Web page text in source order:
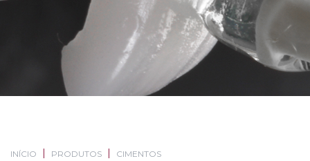
INÍCIO PRODUTOS CIMENTOS